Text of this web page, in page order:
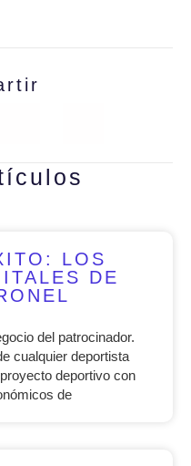
LOS
DE
del patrocinador.
cualquier deportista
deportivo con
de